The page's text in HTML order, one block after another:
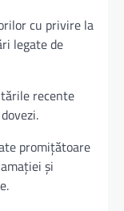
cu privire la
legate de
recente
promițătoare
și